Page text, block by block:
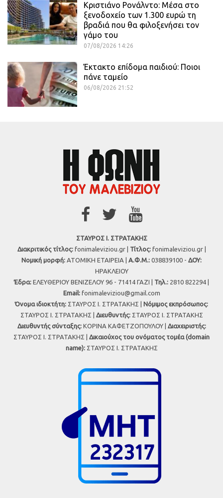
Κριστιάνο Ρονάλντο: Μέσα στο
ξενοδοχείο των 1.300 ευρώ τη
βραδιά που θα φιλοξενήσει τον
γάμο του
07/08/2026 14:26
Έκτακτο επίδομα παιδιού: Ποιοι
πάνε ταμείο
06/08/2026 21:52
ΣΤΑΥΡΟΣ Ι. ΣΤΡΑΤΑΚΗΣ
Διακριτικός τίτλος:fonimaleviziou.gr | Τίτλος:fonimaleviziou.gr |
Νομική μορφή: ΑΤΟΜΙΚΗ ΕΤΑΙΡΕΙΑ | Α.Φ.Μ.: 038839100 - ΔΟΥ:
ΗΡΑΚΛΕΙΟΥ
Έδρα: ΕΛΕΥΘΕΡΙΟΥ ΒΕΝΙΖΕΛΟΥ 96 - 71414 ΓΑΖΙ | Τηλ.: 2810 822294 |
Εmail: fonimaleviziou@gmail.com
Όνομα ιδιοκτήτη: ΣΤΑΥΡΟΣ Ι. ΣΤΡΑΤΑΚΗΣ | Νόμιμος εκπρόσωπος:
ΣΤΑΥΡΟΣ Ι. ΣΤΡΑΤΑΚΗΣ | Διευθυντής:ΣΤΑΥΡΟΣ Ι. ΣΤΡΑΤΑΚΗΣ
Διευθυντής σύνταξης:ΚΟΡΙΝΑ ΚΑΦΕΤΖΟΠΟΥΛΟΥ | Διαχειριστής:
ΣΤΑΥΡΟΣ Ι. ΣΤΡΑΤΑΚΗΣ | Δικαιούχος του ονόματος τομέα (domain
name):ΣΤΑΥΡΟΣ Ι. ΣΤΡΑΤΑΚΗΣ